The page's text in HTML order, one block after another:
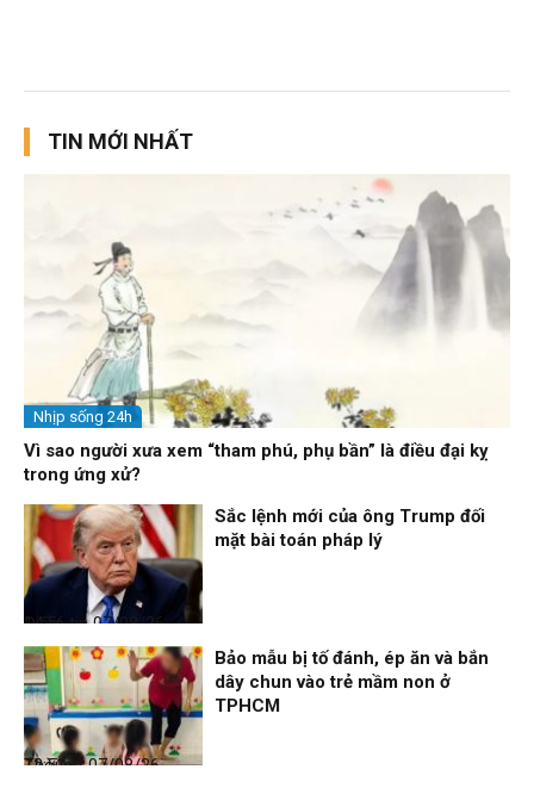
TIN MỚI NHẤT
Nhịp sống 24h
Vì sao người xưa xem “tham phú, phụ bần” là điều đại kỵ
trong ứng xử?
Điểm tin
07/08/26, 14:56
Sắc lệnh mới của ông Trump đối
mặt bài toán pháp lý
Thời sự
07/08/26, 12:51
Bảo mẫu bị tố đánh, ép ăn và bắn
dây chun vào trẻ mầm non ở
TPHCM